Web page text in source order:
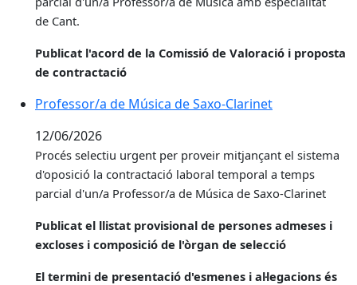
de Cant.
Publicat l'acord de la Comissió de Valoració i proposta
de contractació
Professor/a de Música de Saxo-Clarinet
12/06/2026
Procés selectiu urgent per proveir mitjançant el sistema
d'oposició la contractació laboral temporal a temps
parcial d'un/a Professor/a de Música de Saxo-Clarinet
Publicat el llistat provisional de persones admeses i
excloses i composició de l'òrgan de selecció
El termini de presentació d'esmenes i al·legacions és